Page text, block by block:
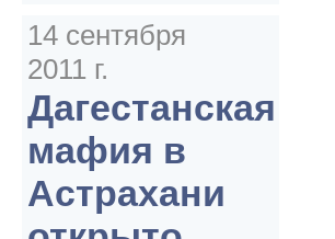
14 сентября
2011 г.
Дагестанская
мафия в
Астрахани